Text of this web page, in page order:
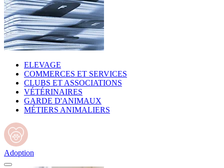
ELEVAGE
COMMERCES ET SERVICES
CLUBS ET ASSOCIATIONS
VÉTÉRINAIRES
GARDE D'ANIMAUX
MÉTIERS ANIMALIERS
Adoption